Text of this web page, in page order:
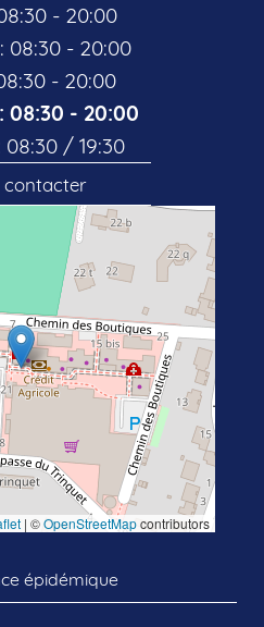
| ©OpenStreetMapcontributors
épidémique
- 20:00
08:30 - 20:00
- 20:00
08:30 - 20:00
/ 19:30
contacter